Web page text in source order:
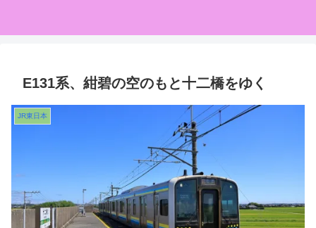
E131系、紺碧の空のもと十二橋をゆく
JR東日本